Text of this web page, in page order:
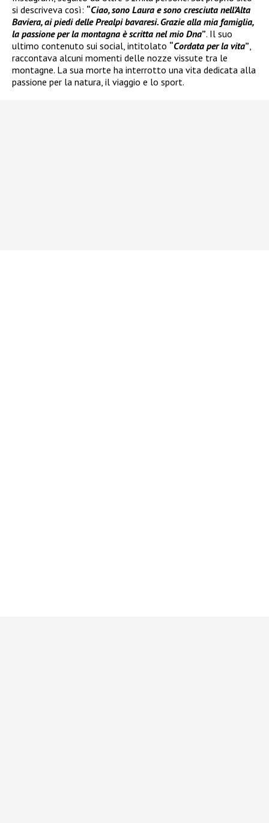
si descriveva così: “Ciao, sono Laura e sono cresciuta nell’Alta
Baviera, ai piedi delle Prealpi bavaresi. Grazie alla mia famiglia,
la passione per la montagna è scritta nel mio Dna”. Il suo
ultimo contenuto sui social, intitolato “Cordata per la vita”
raccontava alcuni momenti delle nozze vissute tra le
montagne. La sua morte ha interrotto una vita dedicata alla
passione per la natura, il viaggio e lo sport.